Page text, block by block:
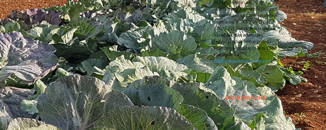
za poljoprivredu i prehranu
Instituta za poljoprivredu i turizam
akreditirani suispitni laboratoriji
prema normiHRN EN ISO/IEC
17025:2017od strane Hrvatske
akreditacijske agencije u
području opisanom u prilogu
Potvrde o akreditaciji broj 1185
(dostupno na:
https://akreditacija.hr/registar/).